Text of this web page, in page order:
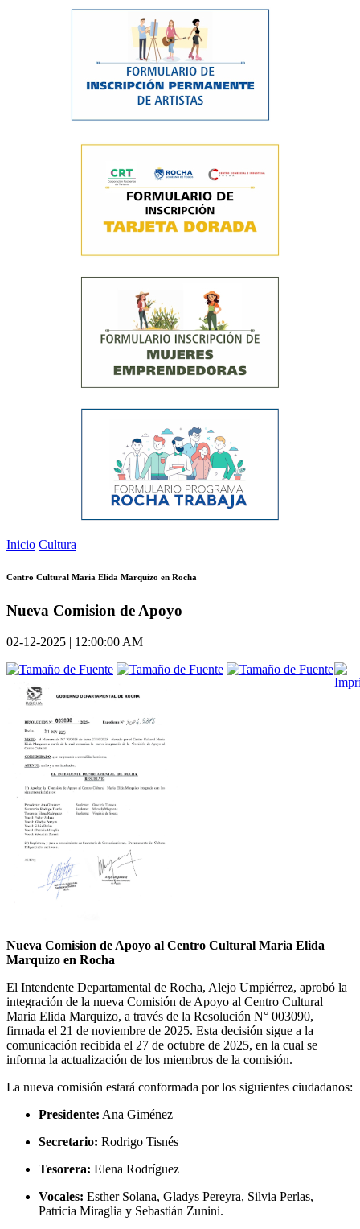
Inicio Cultura
Centro Cultural Maria Elida Marquizo en Rocha
Nueva Comision de Apoyo
02-12-2025 | 12:00:00 AM
Nueva Comision de Apoyo al Centro Cultural Maria Elida
Marquizo en Rocha
El Intendente Departamental de Rocha, Alejo Umpiérrez, aprobó la
integración de la nueva Comisión de Apoyo al Centro Cultural
Maria Elida Marquizo, a través de la Resolución N° 003090,
firmada el 21 de noviembre de 2025. Esta decisión sigue a la
comunicación recibida el 27 de octubre de 2025, en la cual se
informa la actualización de los miembros de la comisión.
La nueva comisión estará conformada por los siguientes ciudadanos:
Presidente: Ana Giménez
Secretario: Rodrigo Tisnés
Tesorera: Elena Rodríguez
Vocales: Esther Solana, Gladys Pereyra, Silvia Perlas,
Patricia Miraglia y Sebastián Zunini.